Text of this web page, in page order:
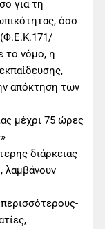
για τη
όσο
(Φ.Ε.Κ.171/
το νόμο, η
απόκτηση των
μέχρι 75 ώρες
διάρκειας
λαμβάνουν